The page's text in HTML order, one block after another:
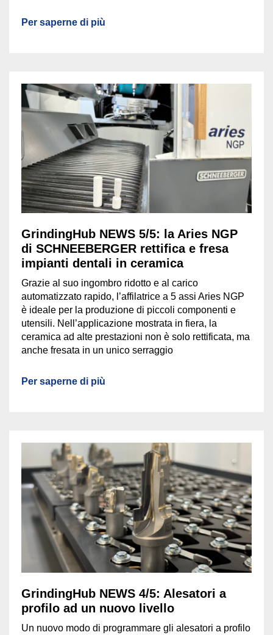
Per saperne di più
GrindingHub NEWS 5/5: la Aries NGP
di SCHNEEBERGER rettifica e fresa
impianti dentali in ceramica
Grazie al suo ingombro ridotto e al carico
automatizzato rapido, l’affilatrice a 5 assi Aries NGP
è ideale per la produzione di piccoli componenti e
utensili. Nell’applicazione mostrata in fiera, la
ceramica ad alte prestazioni non è solo rettificata, ma
anche fresata in un unico serraggio
Per saperne di più
GrindingHub NEWS 4/5: Alesatori a
profilo ad un nuovo livello
Un nuovo modo di programmare gli alesatori a profilo